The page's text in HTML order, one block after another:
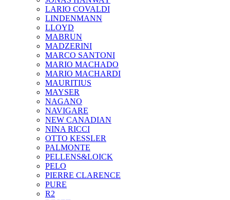
LARIO COVALDI
LINDENMANN
LLOYD
MABRUN
MADZERINI
MARCO SANTONI
MARIO MACHADO
MARIO MACHARDI
MAURITIUS
MAYSER
NAGANO
NAVIGARE
NEW CANADIAN
NINA RICCI
OTTO KESSLER
PALMONTE
PELLENS&LOICK
PELO
PIERRE CLARENCE
PURE
R2